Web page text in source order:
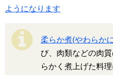
ようになります
柔らか煮(やわらか
び、肉類などの肉
らかく煮上げた料